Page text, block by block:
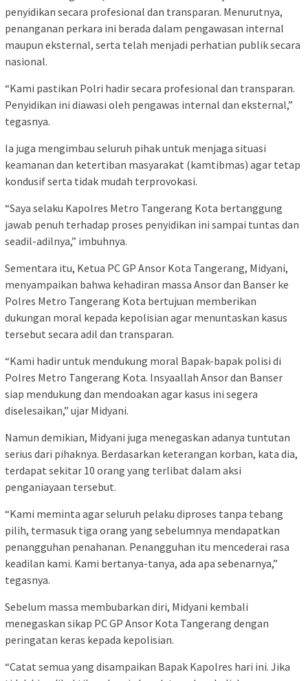
penyidikan secara profesional dan transparan. Menurutnya,
penanganan perkara ini berada dalam pengawasan internal
maupun eksternal, serta telah menjadi perhatian publik secara
nasional.
“Kami pastikan Polri hadir secara profesional dan transparan.
Penyidikan ini diawasi oleh pengawas internal dan eksternal,”
tegasnya.
Ia juga mengimbau seluruh pihak untuk menjaga situasi
keamanan dan ketertiban masyarakat (kamtibmas) agar tetap
kondusif serta tidak mudah terprovokasi.
“Saya selaku Kapolres Metro Tangerang Kota bertanggung
jawab penuh terhadap proses penyidikan ini sampai tuntas dan
seadil-adilnya,” imbuhnya.
Sementara itu, Ketua PC GP Ansor Kota Tangerang, Midyani,
menyampaikan bahwa kehadiran massa Ansor dan Banser ke
Polres Metro Tangerang Kota bertujuan memberikan
dukungan moral kepada kepolisian agar menuntaskan kasus
tersebut secara adil dan transparan.
“Kami hadir untuk mendukung moral Bapak-bapak polisi di
Polres Metro Tangerang Kota. Insyaallah Ansor dan Banser
siap mendukung dan mendoakan agar kasus ini segera
diselesaikan,” ujar Midyani.
Namun demikian, Midyani juga menegaskan adanya tuntutan
serius dari pihaknya. Berdasarkan keterangan korban, kata dia,
terdapat sekitar 10 orang yang terlibat dalam aksi
penganiayaan tersebut.
“Kami meminta agar seluruh pelaku diproses tanpa tebang
pilih, termasuk tiga orang yang sebelumnya mendapatkan
penangguhan penahanan. Penangguhan itu mencederai rasa
keadilan kami. Kami bertanya-tanya, ada apa sebenarnya,”
tegasnya.
Sebelum massa membubarkan diri, Midyani kembali
menegaskan sikap PC GP Ansor Kota Tangerang dengan
peringatan keras kepada kepolisian.
“Catat semua yang disampaikan Bapak Kapolres hari ini. Jika